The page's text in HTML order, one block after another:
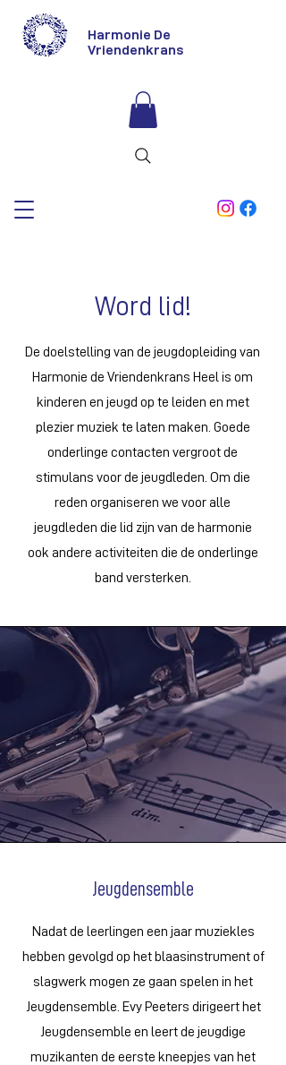
Harmonie De
Vriendenkrans
Word lid!
De doelstelling van de jeugdopleiding van
Harmonie de Vriendenkrans Heel is om
kinderen en jeugd op te leiden en met
plezier muziek te laten maken. Goede
onderlinge contacten vergroot de
stimulans voor de jeugdleden. Om die
reden organiseren we voor alle
jeugdleden die lid zijn van de harmonie
ook andere activiteiten die de onderlinge
band versterken.
Jeugdensemble
Nadat de leerlingen een jaar muziekles
hebben gevolgd op het blaasinstrument of
slagwerk mogen ze gaan spelen in het
Jeugdensemble. Evy Peeters dirigeert het
Jeugdensemble en leert de jeugdige
muzikanten de eerste kneepjes van het